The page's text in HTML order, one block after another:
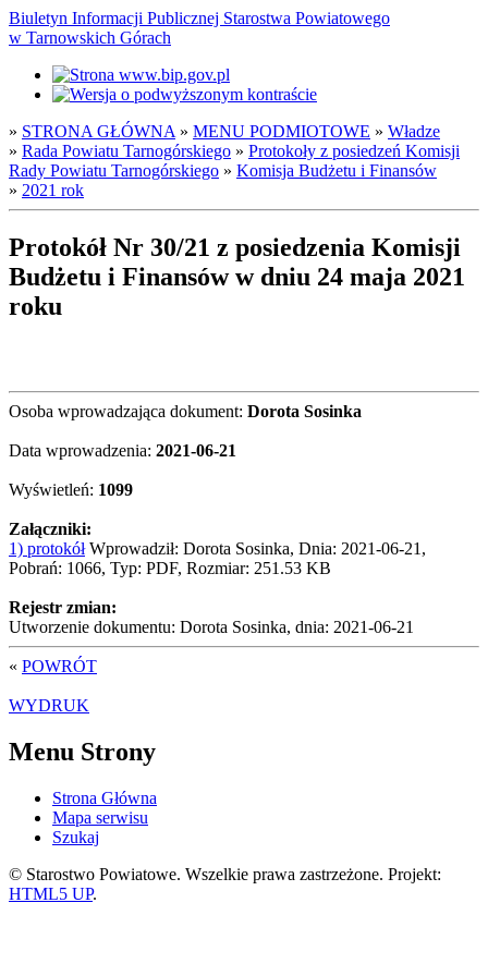
Biuletyn Informacji Publicznej Starostwa Powiatowego
w Tarnowskich Górach
» STRONA GŁÓWNA » MENU PODMIOTOWE » Władze
» Rada Powiatu Tarnogórskiego » Protokoły z posiedzeń Komisji
Rady Powiatu Tarnogórskiego » Komisja Budżetu i Finansów
» 2021 rok
Protokół Nr 30/21 z posiedzenia Komisji
Budżetu i Finansów w dniu 24 maja 2021
roku
Osoba wprowadzająca dokument: Dorota Sosinka
Data wprowadzenia: 2021-06-21
Wyświetleń: 1099
Załączniki:
1) protokółWprowadził: Dorota Sosinka, Dnia: 2021-06-21,
Pobrań: 1066, Typ: PDF, Rozmiar: 251.53 KB
Rejestr zmian:
Utworzenie dokumentu: Dorota Sosinka, dnia: 2021-06-21
« POWRÓT
WYDRUK
Menu Strony
Strona Główna
Mapa serwisu
Szukaj
© Starostwo Powiatowe. Wszelkie prawa zastrzeżone. Projekt:
HTML5 UP.